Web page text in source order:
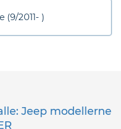
(9/2011- )
Jeep modellerne